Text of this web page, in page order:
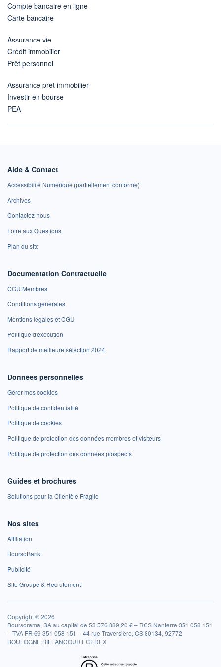
Compte bancaire en ligne
Carte bancaire
Assurance vie
Crédit immobilier
Prêt personnel
Assurance prêt immobilier
Investir en bourse
PEA
Aide & Contact
Accessibilité Numérique (partiellement conforme)
Archives
Contactez-nous
Foire aux Questions
Plan du site
Documentation Contractuelle
CGU Membres
Conditions générales
Mentions légales et CGU
Politique d'exécution
Rapport de meilleure sélection 2024
Données personnelles
Gérer mes cookies
Politique de confidentialité
Politique de cookies
Politique de protection des données membres et visiteurs
Politique de protection des données prospects
Guides et brochures
Solutions pour la Clientèle Fragile
Nos sites
Affiliation
BoursoBank
Publicité
Site Groupe & Recrutement
Copyright © 2026
Boursorama, SA au capital de 53 576 889,20 € – RCS Nanterre 351 058 151
– TVA FR 69 351 058 151 – 44 rue Traversière, CS 80134, 92772
BOULOGNE BILLANCOURT CEDEX